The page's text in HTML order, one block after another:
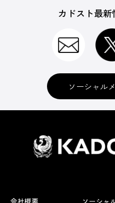
カドスト最
ソーシャル